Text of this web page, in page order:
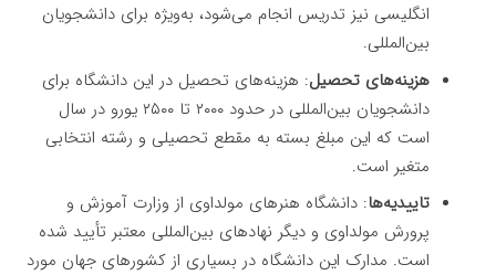
انگلیسی نیز تدریس انجام می‌شود، به‌ویژه برای دانشجویان
بین‌المللی.
هزینه‌های تحصیل: هزینه‌های تحصیل در این دانشگاه برای
دانشجویان بین‌المللی در حدود ۲۰۰۰ تا ۲۵۰۰ یورو در سال
است که این مبلغ بسته به مقطع تحصیلی و رشته انتخابی
متغیر است.
تاییدیه‌ها: دانشگاه هنرهای مولداوی از وزارت آموزش و
پرورش مولداوی و دیگر نهادهای بین‌المللی معتبر تأیید شده
است. مدارک این دانشگاه در بسیاری از کشورهای جهان مورد